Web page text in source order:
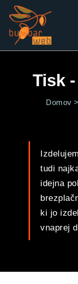
Tisk
Domov >
tudi
idejna
ki jo
vnaprej